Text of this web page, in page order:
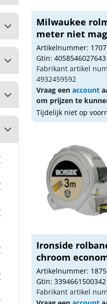
Milwaukee
meter niet
Artikelnummer:
Gtin: 4058546027643
Fabrikant artikel
4932459592
Vraag een account
om prijzen te
Tijdelijk niet op
Ironside
chroom
Artikelnummer:
Gtin: 3394661500342
Fabrikant artikel